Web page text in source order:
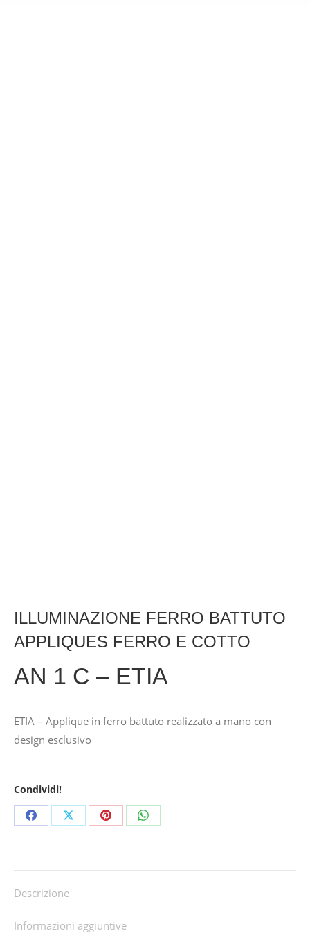
ILLUMINAZIONE FERRO BATTUTO
APPLIQUES FERRO E COTTO
AN 1 C – ETIA
ETIA – Applique in ferro battuto realizzato a mano con
design esclusivo
Condividi!
Share Share Share Share
Descrizione
Informazioni aggiuntive